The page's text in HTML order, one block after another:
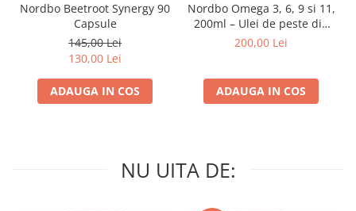
Nordbo Beetroot Synergy 90
Capsule
145,00 Lei
130,00 Lei
ADAUGA IN COS
Nordbo Omega 3, 6, 9 si 11,
200ml – Ulei de peste din
pastrav danez (certificat
200,00 Lei
ADAUGA IN COS
NU UITA DE: